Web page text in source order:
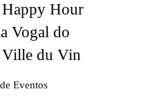
Hour
Vogal do
du Vin
Eventos